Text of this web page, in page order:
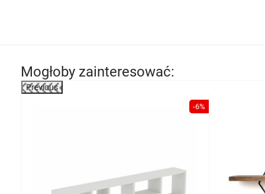
Mogłoby zainteresować:
Previous
-6%